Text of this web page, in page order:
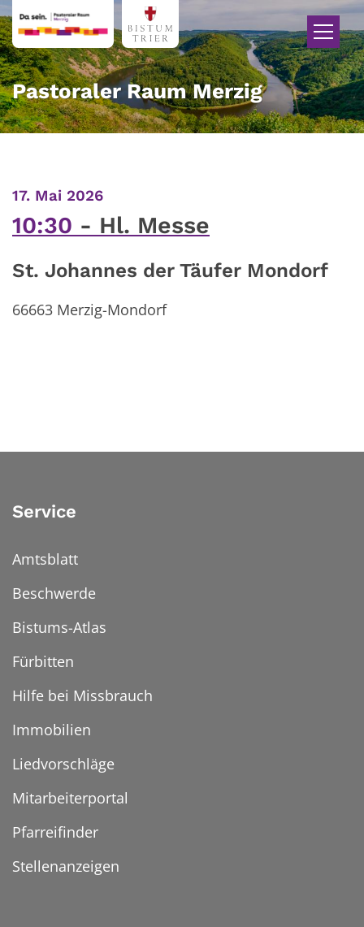
Zum Inhalt springen
Pastoraler Raum Merzig
17. Mai 2026:
10:30 Hl. Messe
St. Johannes der Täufer Mondorf
66663 Merzig-Mondorf
Service
Amtsblatt
Beschwerde
Bistums-Atlas
Fürbitten
Hilfe bei Missbrauch
Immobilien
Liedvorschläge
Mitarbeiterportal
Pfarreifinder
Stellenanzeigen